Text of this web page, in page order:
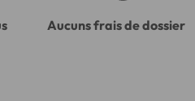
Aucuns frais de dossier